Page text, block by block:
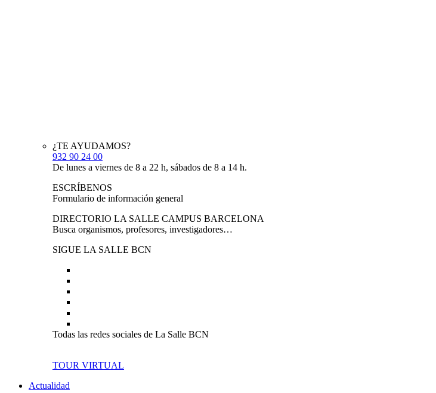
¿TE AYUDAMOS?
932 90 24 00
De lunes a viernes de 8 a 22 h, sábados de 8 a 14 h.
ESCRÍBENOS
Formulario de información general
DIRECTORIO LA SALLE CAMPUS BARCELONA
Busca organismos, profesores, investigadores…
SIGUE LA SALLE BCN
Todas las redes sociales de La Salle BCN
TOUR VIRTUAL
Actualidad